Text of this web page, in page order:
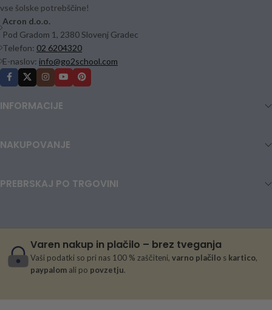
vse šolske potrebščine!
Acron d.o.o.
Pod Gradom 1, 2380 Slovenj Gradec
Telefon: 02 6204320
E-naslov: info@go2school.com
INFORMACIJE
NAKUPOVANJE
PREBRSKAJ PO TRGOVINI
Varen nakup in plačilo – brez tveganja
Vaši podatki so pri nas 100 % zaščiteni, varno plačilo s kartico,
paypalom ali po povzetju.
RADOVEDNIH